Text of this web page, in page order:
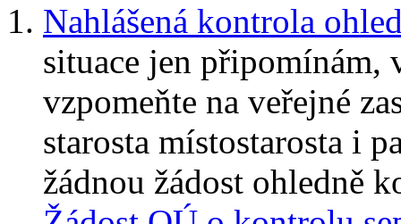
Nahlášená kontrola
situace jen připomínám,
vzpomeňte na veřejné
starosta místostarosta i
žádnou žádost ohledně